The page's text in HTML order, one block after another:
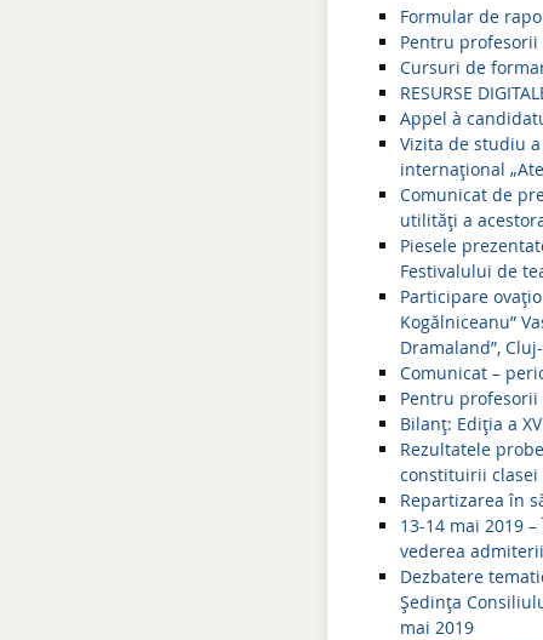
Formular de
Pentru profesorii
Cursuri de
RESURSE
Appel à
Vizita de studiu
internațional
Comunicat de
utilități a
Piesele
Festivalului de
Participare
Kogălniceanu”
Dramaland”,
Comunicat –
Pentru
Bilanț: Ediția a
Rezultatele
constituirii clasei
Repartizarea în
13-14 mai 2019
vederea
Dezbatere
Şedinţa
mai 2019